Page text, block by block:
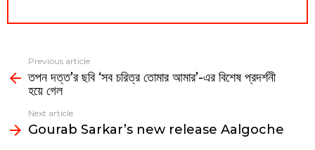
more
Previous article
তপন দত্ত’র ছবি ‘সব চরিত্র তোমার আমার’-এর বিশেষ প্রদর্শনী
হয়ে গেল
Next article
Gourab Sarkar’s new release Aalgoche